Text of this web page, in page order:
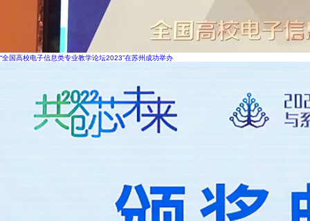
“全国高校电子信息类专业教学论坛2023”在苏州成功举办